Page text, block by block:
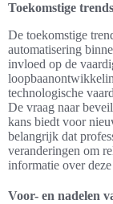
Toekomstige
De toekomstige
automatisering
invloed op de
technologische
De vraag naar
kans biedt voor
belangrijk dat
veranderingen om
informatie over
Voor- en nadelen